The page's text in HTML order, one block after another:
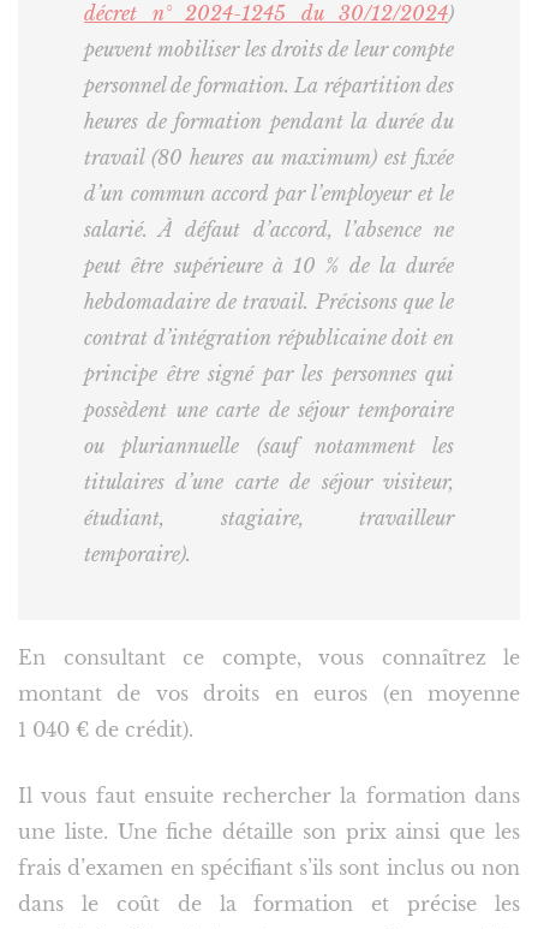
décret n° 2024-1245 du 30/12/2024)
peuvent mobiliser les droits de leur compte
personnel de formation. La répartition des
heures de formation pendant la durée du
travail (80 heures au maximum) est fixée
d’un commun accord par l’employeur et le
salarié. À défaut d’accord, l’absence ne
peut être supérieure à 10 % de la durée
hebdomadaire de travail. Précisons que le
contrat d’intégration républicaine doit en
principe être signé par les personnes qui
possèdent une carte de séjour temporaire
ou pluriannuelle (sauf notamment les
titulaires d’une carte de séjour visiteur,
étudiant, stagiaire, travailleur
temporaire).
En consultant ce compte, vous connaîtrez le
montant de vos droits en euros (en moyenne
1 040 € de crédit).
Il vous faut ensuite rechercher la formation dans
une liste. Une fiche détaille son prix ainsi que les
frais d’examen en spécifiant s’ils sont inclus ou non
dans le coût de la formation et précise les